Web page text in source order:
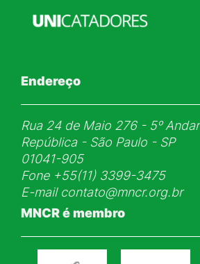
Endereço
Rua 24 de Maio 276 - 5ᵒ Andar
República - São Paulo - SP
01041-905
Fone+55(11) 3399-3475
E-mail contato@mncr.org.br
MNCR é membro